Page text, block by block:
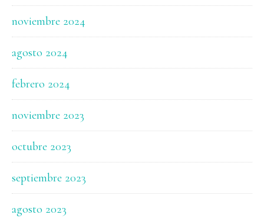
noviembre 2024
agosto 2024
febrero 2024
noviembre 2023
octubre 2023
septiembre 2023
agosto 2023